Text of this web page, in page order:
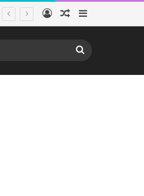
AccesoPublicación al
Barra lateral
Buscar